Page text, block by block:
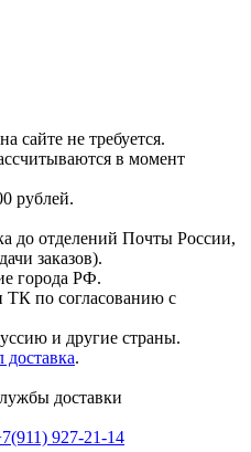
сайте не требуется.
в момент
рублей.
до отделений Почты России,
заказов).
города РФ.
по согласованию с
и другие страны.
доставка.
927-21-14